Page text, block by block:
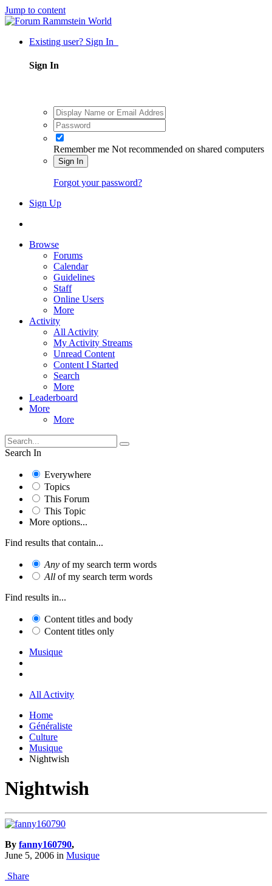
Jump to content
Existing user? Sign In
Sign In
Remember me Not recommended on shared computers
Sign In
Forgot your password?
Sign Up
Browse
Forums
Calendar
Guidelines
Staff
Online Users
More
Activity
All Activity
My Activity Streams
Unread Content
Content I Started
Search
More
Leaderboard
More
More
Search In
Everywhere
Topics
This Forum
This Topic
More options...
Find results that contain...
Any of my search term words
All of my search term words
Find results in...
Content titles and body
Content titles only
Musique
All Activity
Home
Généraliste
Culture
Musique
Nightwish
Nightwish
By fanny160790,
June 5, 2006 in Musique
Share